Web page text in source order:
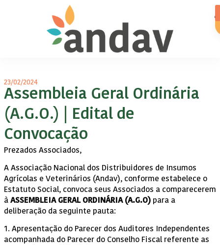
23/02/2024
Assembleia Geral Ordinária
(A.G.O.) | Edital de
Convocação
Prezados Associados,
A Associação Nacional dos Distribuidores de Insumos
Agrícolas e Veterinários (Andav), conforme estabelece o
Estatuto Social, convoca seus Associados a comparecerem
à ASSEMBLEIA GERAL ORDINÁRIA (A.G.O) para a
deliberação da seguinte pauta:
1. Apresentação do Parecer dos Auditores Independentes
acompanhada do Parecer do Conselho Fiscal referente as